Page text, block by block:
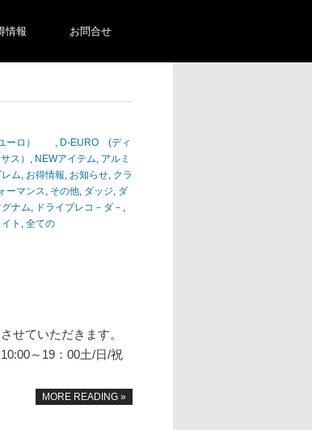
情報 お問合せ
ユーロ） , D-EURO (ディ
ス） , NEWアイテム, アルミ
ム, お得情報, お知らせ, クラ
ーマンス, その他, ダッジ, ダ
ナム, ドライブレコ－ダ－ ,
ト , 全ての
せていただきます。
～19：00土/日/祝
MORE READING »